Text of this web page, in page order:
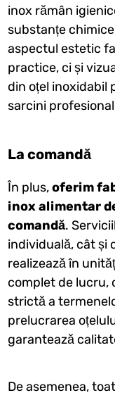
inox rămân
substanțe
aspectul estetic
practice, ci și
din oțel inoxidabil
sarcini
La comandă
În plus,oferim
inox alimentar
comandă.
individuală, cât și
realizează în
complet de lucru,
strictă a
prelucrarea
garantează
De asemenea,